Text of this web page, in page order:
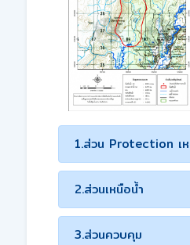
1.ส่วน Protection เ
2.ส่วนเหนือน้ำ
3.ส่วนควบคุม